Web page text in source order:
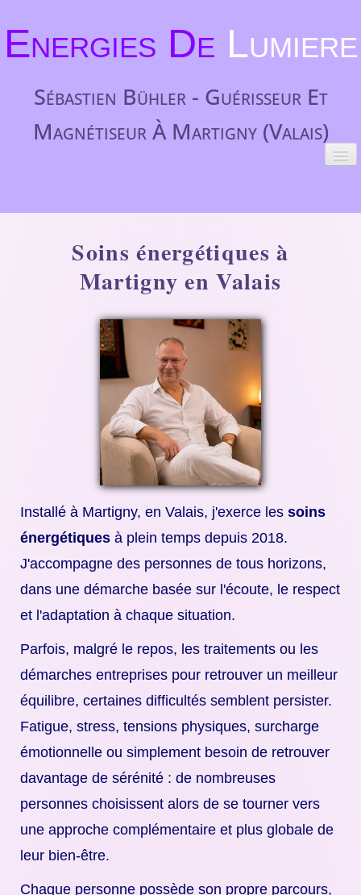
Energies De Lumiere
Sébastien Bühler - Guérisseur Et
Magnétiseur À Martigny (Valais)
INDICATIONS
TARIFS
MÉDIAS
CABINET
À PROPOS
CONTACT
Soins énergétiques à
Martigny en Valais
Installé à Martigny, en Valais, j'exerce les soins
énergétiques à plein temps depuis 2018.
J'accompagne des personnes de tous horizons,
dans une démarche basée sur l'écoute, le respect
et l'adaptation à chaque situation.
Parfois, malgré le repos, les traitements ou les
démarches entreprises pour retrouver un meilleur
équilibre, certaines difficultés semblent persister.
Fatigue, stress, tensions physiques, surcharge
émotionnelle ou simplement besoin de retrouver
davantage de sérénité : de nombreuses
personnes choisissent alors de se tourner vers
une approche complémentaire et plus globale de
leur bien-être.
Chaque personne possède son propre parcours,